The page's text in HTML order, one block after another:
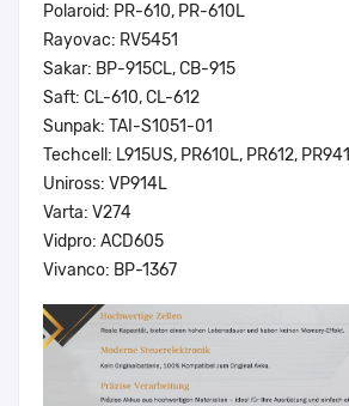
Polaroid: PR-610, PR-610L
Rayovac: RV5451
Sakar: BP-915CL, CB-915
Saft: CL-610, CL-612
Sunpak: TAI-S1051-01
Techcell: L915US, PR610L, PR612, PR941
Uniross: VP914L
Varta: V274
Vidpro: ACD605
Vivanco: BP-1367